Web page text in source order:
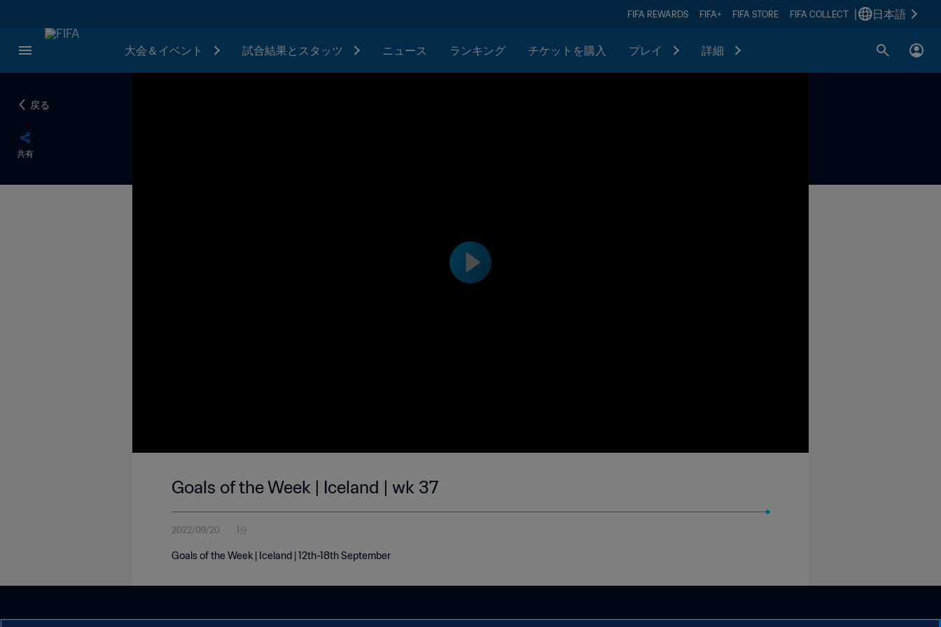
FIFA REWARDS FIFA+ FIFA STORE FIFA COLLECT 日本語
大会＆イベント 試合結果とスタッツ ニュース ランキング チケットを購入 プレイ 詳細
戻る
共有
Goals of the Week | Iceland | wk 37
2022/09/20 1分
Goals of the Week | Iceland | 12th-18th September